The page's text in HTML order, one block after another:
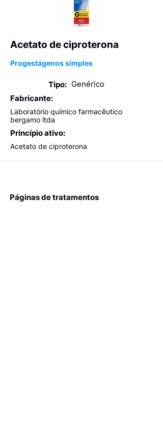
Acetato de ciproterona
Progestágenos simples
Tipo: Genérico
Fabricante:
Laboratório químico farmacêutico
bergamo ltda
Princípio ativo:
Acetato de ciproterona
Páginas de tratamentos